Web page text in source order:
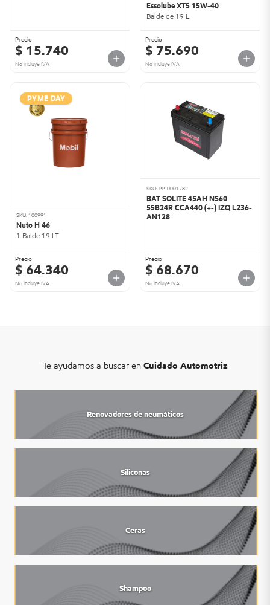
Precio
$ 15.740
No incluye IVA
Essolube XT5 15W-40
Balde de 19 L
Precio
$ 75.690
No incluye IVA
PYME DAY
SKU: 100991
Nuto H 46
1 Balde 19 LT
Precio
$ 64.340
No incluye IVA
SKU: PP-0001782
BAT SOLITE 45AH NS60
55B24R CCA440 (+-) IZQ L236-
AN128
Precio
$ 68.670
No incluye IVA
Te ayudamos a buscar en Cuidado Automotriz
Renovadores de neumáticos
Siliconas
Ceras
Shampoo